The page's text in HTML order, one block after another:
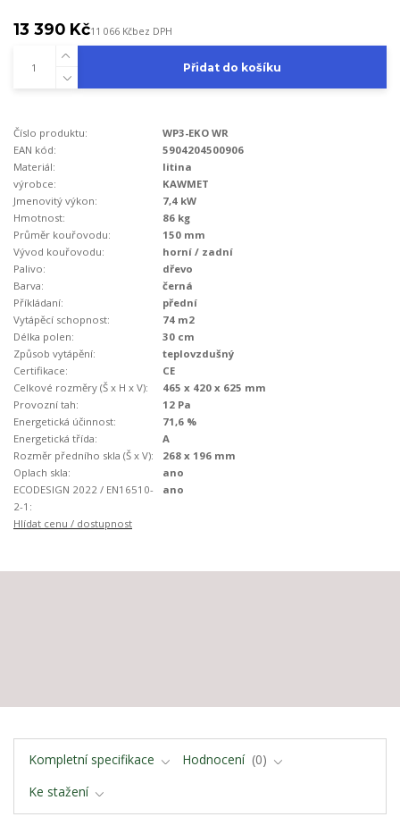
13 390 Kč11 066 Kčbez DPH
Přidat do košíku
Číslo produktu:
WP3-EKO WR
EAN kód:
5904204500906
Materiál:
litina
výrobce:
KAWMET
Jmenovitý výkon:
7,4 kW
Hmotnost:
86 kg
Průměr kouřovodu:
150 mm
Vývod kouřovodu:
horní / zadní
Palivo:
dřevo
Barva:
černá
Příkládaní:
přední
Vytápěcí schopnost:
74 m2
Délka polen:
30 cm
Způsob vytápění:
teplovzdušný
Certifikace:
CE
Celkové rozměry (Š x H x V):
465 x 420 x 625 mm
Provozní tah:
12 Pa
Energetická účinnost:
71,6 %
Energetická třída:
A
Rozměr předního skla (Š x V):
268 x 196 mm
Oplach skla:
ano
ECODESIGN 2022 / EN16510-
2-1:
ano
Hlídat cenu / dostupnost
Kompletní specifikace Hodnocení
0
Ke stažení